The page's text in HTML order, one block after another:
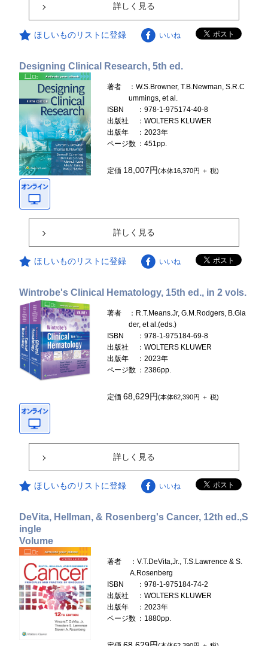
詳しく見る
ほしいものリストに登録 いいね
Designing Clinical Research, 5th ed.
著者
：W.S.Browner, T.B.Newman, S.R.C
ummings, et al.
ISBN
：978-1-975174-40-8
出版社
：WOLTERS KLUWER
出版年
：2023年
ページ数 ：451pp.
定価 18,007円(本体16,370円 ＋ 税)
詳しく見る
ほしいものリストに登録 いいね
Wintrobe's Clinical Hematology, 15th ed., in 2 vols.
著者
：R.T.Means.Jr, G.M.Rodgers, B.Gla
der, et al.(eds.)
ISBN
：978-1-975184-69-8
出版社
：WOLTERS KLUWER
出版年
：2023年
ページ数 ：2386pp.
定価68,629円(本体62,390円 ＋ 税)
詳しく見る
ほしいものリストに登録 いいね
DeVita, Hellman, & Rosenberg's Cancer, 12th ed.,S
ingle
Volume
著者
：V.T.DeVita,Jr., T.S.Lawrence & S.
A.Rosenberg
ISBN
：978-1-975184-74-2
出版社
：WOLTERS KLUWER
出版年
：2023年
ページ数 ：1880pp.